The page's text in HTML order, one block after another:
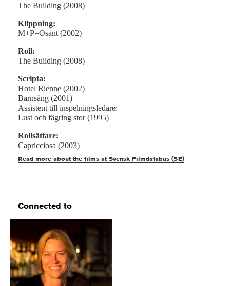
The Building (2008)
Klippning:
M+P=Osant (2002)
Roll:
The Building (2008)
Scripta:
Hotel Rienne (2002)
Barnsäng (2001)
Assistent till inspelningsledare:
Lust och fägring stor (1995)
Rollsättare:
Capricciosa (2003)
Read more about the films at Svensk Filmdatabas (SE)
Connected to